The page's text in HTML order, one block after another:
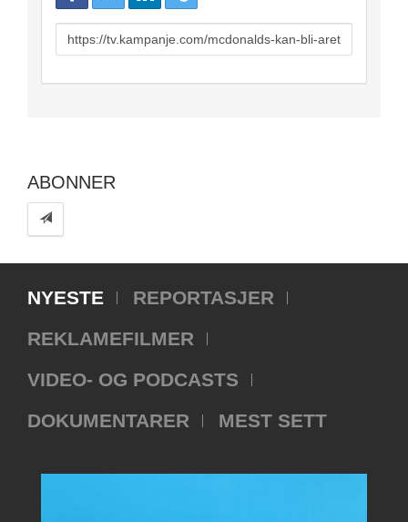
URL
to
ABONNER
NYESTE
REPORTASJER
REKLAMEFILMER
VIDEO- OG PODCASTS
DOKUMENTARER
MEST SETT